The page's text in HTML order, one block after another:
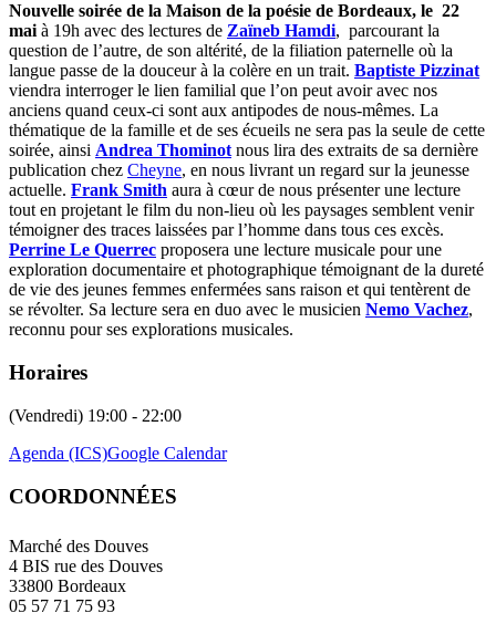
Nouvelle soirée de la Maison de la poésie de Bordeaux, le 22
maià 19h avec des lectures de Zaïneb Hamdi, parcourant la
question de l’autre, de son altérité, de la filiation paternelle où la
langue passe de la douceur à la colère en un trait. Baptiste Pizzinat
viendra interroger le lien familial que l’on peut avoir avec nos
anciens quand ceux-ci sont aux antipodes de nous-mêmes. La
thématique de la famille et de ses écueils ne sera pas la seule de cette
soirée, ainsi Andrea Thominotnous lira des extraits de sa dernière
publication chez Cheyne, en nous livrant un regard sur la jeunesse
actuelle. Frank Smith aura à cœur de nous présenter une lecture
tout en projetant le film du non-lieu où les paysages semblent venir
témoigner des traces laissées par l’homme dans tous ces excès.
Perrine Le Querrec proposera une lecture musicale pour une
exploration documentaire et photographique témoignant de la dureté
de vie des jeunes femmes enfermées sans raison et qui tentèrent de
se révolter. Sa lecture sera en duo avec le musicien Nemo Vachez,
reconnu pour ses explorations musicales.
Horaires
(Vendredi) 19:00 - 22:00
Agenda (ICS)Google Calendar
COORDONNÉES
Marché des Douves
4 BIS rue des Douves
33800 Bordeaux
05 57 71 75 93